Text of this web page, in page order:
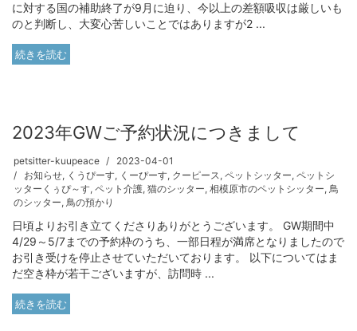
に対する国の補助終了が9月に迫り、今以上の差額吸収は厳しいも
のと判断し、大変心苦しいことではありますが2 ...
続きを読む
2023年GWご予約状況につきまして
petsitter-kuupeace
2023-04-01
お知らせ, くうぴーす, くーぴーす, クーピース, ペットシッター, ペットシ
ッターくぅぴ～す, ペット介護, 猫のシッター, 相模原市のペットシッター, 鳥
のシッター, 鳥の預かり
日頃よりお引き立てくださりありがとうございます。 GW期間中
4/29～5/7までの予約枠のうち、一部日程が満席となりましたので
お引き受けを停止させていただいております。 以下についてはま
だ空き枠が若干ございますが、訪問時 ...
続きを読む